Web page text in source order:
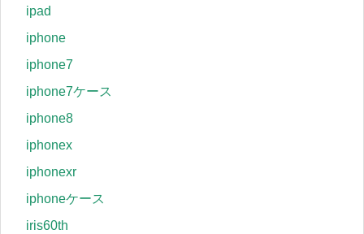
ipad
iphone
iphone7
iphone7ケース
iphone8
iphonex
iphonexr
iphoneケース
iris60th